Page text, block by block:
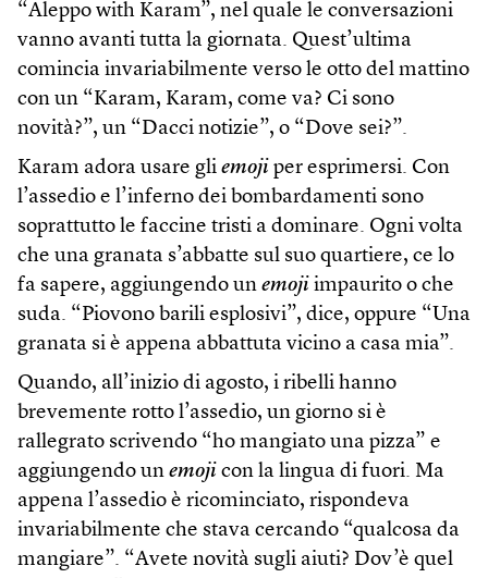
“Aleppo with Karam”, nel quale le conversazioni
vanno avanti tutta la giornata. Quest’ultima
comincia invariabilmente verso le otto del mattino
con un “Karam, Karam, come va? Ci sono
novità?”, un “Dacci notizie”, o “Dove sei?”.
Karam adora usare gli emoji per esprimersi. Con
l’assedio e l’inferno dei bombardamenti sono
soprattutto le faccine tristi a dominare. Ogni volta
che una granata s’abbatte sul suo quartiere, ce lo
fa sapere, aggiungendo un emoji impaurito o che
suda. “Piovono barili esplosivi”, dice, oppure “Una
granata si è appena abbattuta vicino a casa mia”.
Quando, all’inizio di agosto, i ribelli hanno
brevemente rotto l’assedio, un giorno si è
rallegrato scrivendo “ho mangiato una pizza” e
aggiungendo un emoji con la lingua di fuori. Ma
appena l’assedio è ricominciato, rispondeva
invariabilmente che stava cercando “qualcosa da
mangiare”. “Avete novità sugli aiuti? Dov’è quel